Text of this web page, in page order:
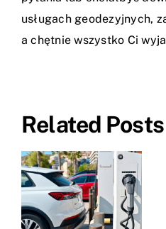
usługach geodezyjnych,
a chętnie wszystko Ci
Related Posts